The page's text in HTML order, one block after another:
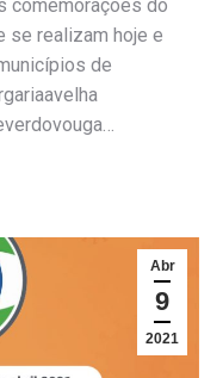
comemorações do
se realizam hoje e
de
Abr
9
2021